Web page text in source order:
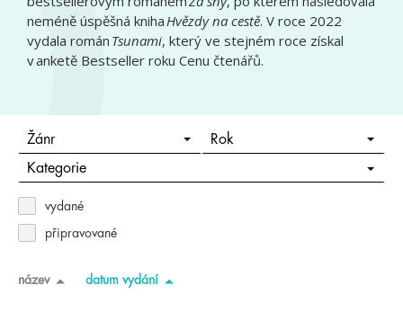
neméně úspěšná knihaHvězdy na cestě. V roce 2022
vydala román Tsunami, který ve stejném roce získal
v anketě Bestseller roku Cenu čtenářů.
Žánr Rok
Kategorie
vydané
připravované
název datum vydání